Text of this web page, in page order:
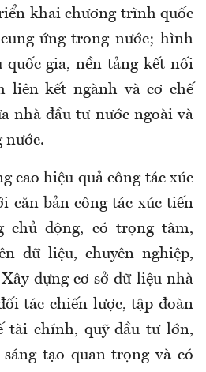
khai chương trình quốc
ứng trong nước; hình
quốc gia, nền tảng kết nối
liên kết ngành và cơ chế
nhà đầu tư nước ngoài và
nước.
cao hiệu quả công tác xúc
căn bản công tác xúc tiến
chủ động, có trọng tâm,
dữ liệu, chuyên nghiệp,
dựng cơ sở dữ liệu nhà
tác chiến lược, tập đoàn
tài chính, quỹ đầu tư lớn,
tạo quan trọng và có